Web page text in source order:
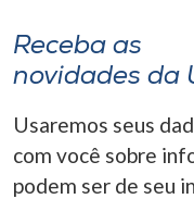
Receba as
novidades da
Usaremos seus
com você sobre
podem ser de seu